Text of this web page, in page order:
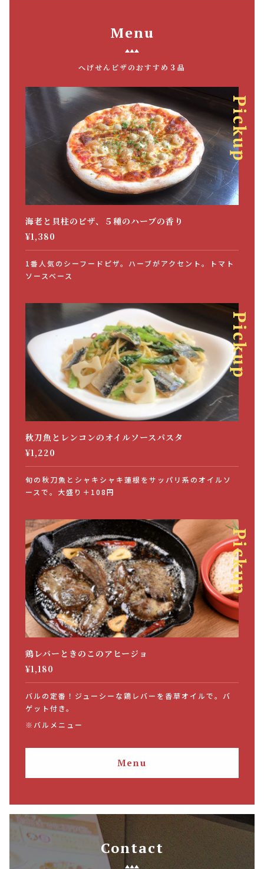
Menu
へげせんピザのおすすめ３品
海老と貝柱のピザ、５種のハーブの香り
¥1,380
1番人気のシーフードピザ。ハーブがアクセント。トマト
ソースベース
秋刀魚とレンコンのオイルソースパスタ
¥1,220
旬の秋刀魚とシャキシャキ蓮根をサッパリ系のオイルソ
ースで。大盛り＋108円
鶏レバーときのこのアヒージョ
¥1,180
バルの定番！ジューシーな鶏レバーを香草オイルで。バ
ゲット付き。
※バルメニュー
Menu
Contact